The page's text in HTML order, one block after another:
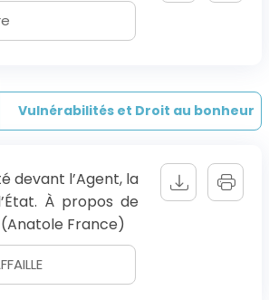
Vulnérabilités et Droit au bonheur
devant l’Agent, la
À propos de
France)